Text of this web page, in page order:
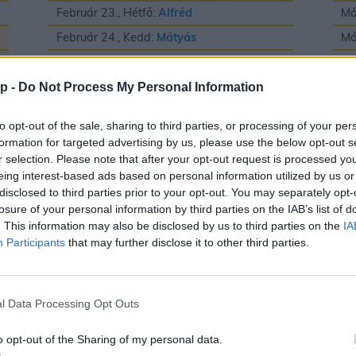
- Do Not Process My Personal Information
opt-out of the sale, sharing to third parties, or processing of your
for targeted advertising by us, please use the below opt-out
selection. Please note that after your opt-out request is processed
interest-based ads based on personal information utilized by us
to third parties prior to your opt-out. You may separately
of your personal information by third parties on the IAB’s list of
This information may also be disclosed by us to third parties on the
Participants that may further disclose it to other third parties.
Data Processing Opt Outs
opt-out of the Sharing of my personal data.
Február 23., Hétfő: Alfréd
Február 24., Kedd: Mátyás
Február 25., Szerda:Géza
Február 26., Csütörtök:Edina
Február 28., Szombat:
Elemér
Május 2., Szombat:Zsigmond